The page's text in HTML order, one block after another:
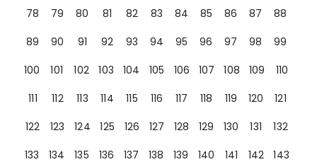
78
79 80 81 82 83 84 85 86 87
88
89
90 91 92 93 94 95 96 97 98
99
100
101 102 103 104 105 106 107 108 109
110
111
112 113 114 115 116 117 118 119 120
121
122
123 124 125 126 127 128 129 130 131
132
133
134 135 136 137 138 139 140 141 142
143